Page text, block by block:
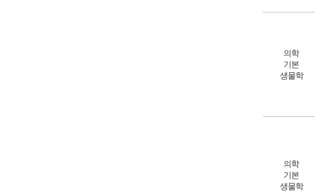
의학
기본
생물학
의학
기본
생물학